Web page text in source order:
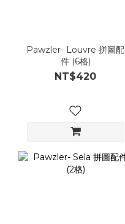
Pawzler- Louvre 拼圖配
件 (6格)
NT$420